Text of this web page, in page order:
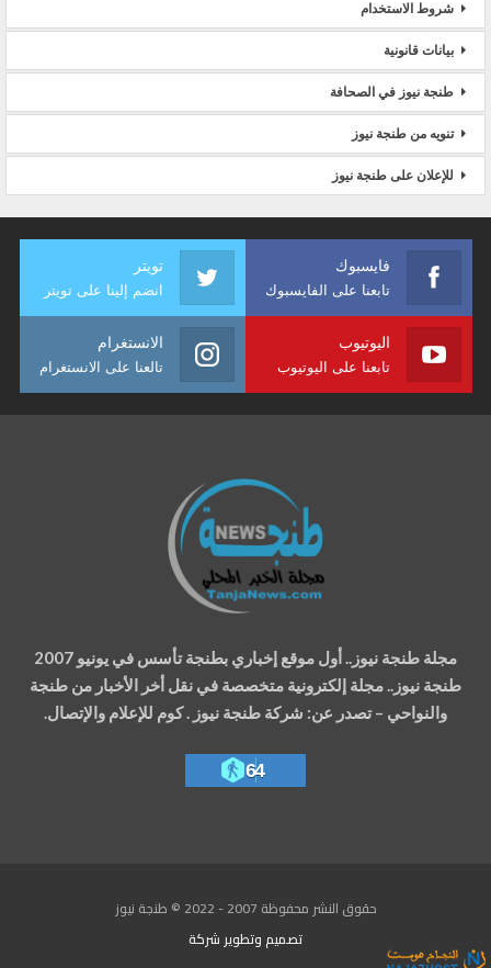
شروط الاستخدام
بيانات قانونية
طنجة نيوز في الصحافة
تنويه من طنجة نيوز
للإعلان على طنجة نيوز
فايسبوك
تابعنا على الفايسبوك
تويتر
انضم إلينا على تويتر
اليوتيوب
تابعنا على اليوتيوب
الانستغرام
تالعنا على الانستغرام
مجلة طنجة نيوز.. أول موقع إخباري بطنجة تأسس في يونيو 2007
طنجة نيوز.. مجلة إلكترونية متخصصة في نقل أخر الأخبار من طنجة
والنواحي – تصدر عن: شركة طنجة نيوز . كوم للإعلام والإتصال.
64
حقوق النشر محفوظة 2007 - 2022 © طنجة نيوز
تصميم وتطوير شركة